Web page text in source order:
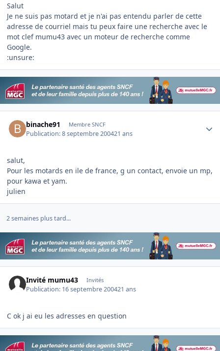
Salut
Je ne suis pas motard et je n'ai pas entendu parler de cette
adresse de courriel mais tu peux faire une recherche avec le
mot clef mumu43 avec un moteur de recherche comme
Google.
:unsure:
binache91 Membre SNCF
Publication:8 septembre 200421 ans
salut,
Pour les motards en ile de france, g un contact, envoie un mp,
pour kawa et yam.
julien
2 semaines plus tard...
Invité mumu43 Invités
Publication: 16 septembre 200421 ans
C ok j ai eu les adresses en question